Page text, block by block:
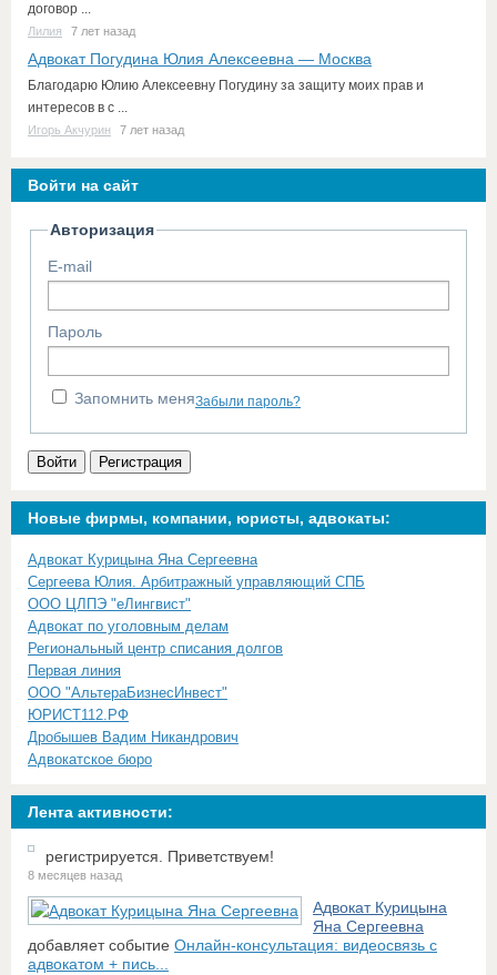
договор ...
Лилия 7 лет назад
Адвокат Погудина Юлия Алексеевна — Москва
Благодарю Юлию Алексеевну Погудину за защиту моих прав и
интересов в с ...
Игорь Акчурин 7 лет назад
Войти на сайт
Авторизация
E-mail
Пароль
Запомнить меняЗабыли пароль?
Войти Регистрация
Новые фирмы, компании, юристы, адвокаты:
Адвокат Курицына Яна Сергеевна
Сергеева Юлия. Арбитражный управляющий СПБ
ООО ЦЛПЭ "еЛингвист"
Адвокат по уголовным делам
Региональный центр списания долгов
Первая линия
ООО "АльтераБизнесИнвест"
ЮРИСТ112.РФ
Дробышев Вадим Никандрович
Адвокатское бюро
Лента активности:
регистрируется. Приветствуем!
8 месяцев назад
Адвокат Курицына
Яна Сергеевна
добавляет событие Онлайн-консультация: видеосвязь с
адвокатом + пись...